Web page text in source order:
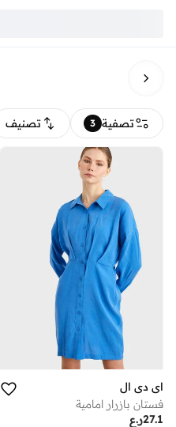
تصفية 3 تصنيف
اي دي ال
فستان بازرار امامية
ر.ع27.1